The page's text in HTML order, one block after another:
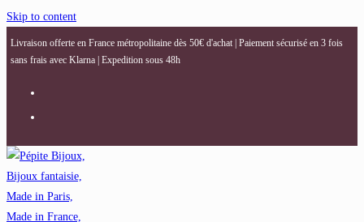
Skip to content
Livraison offerte en France métropolitaine dès 50€ d'achat | Paiement sécurisé en 3 fois
sans frais avec Klarna | Expedition sous 48h